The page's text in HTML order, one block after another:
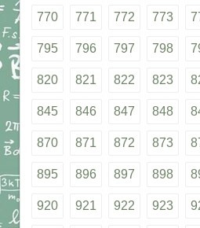
770 771 772 773
795 796 797 798
820 821 822 823
845 846 847 848
870 871 872 873
895 896 897 898
920 921 922 923